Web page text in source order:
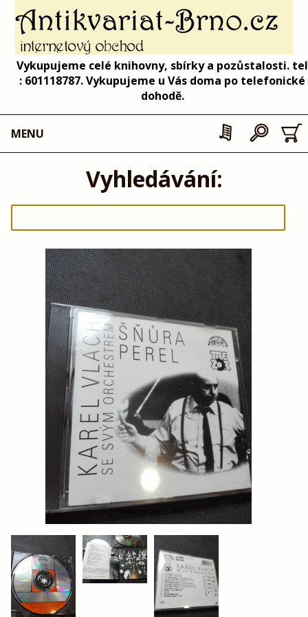
Vykupujeme celé knihovny, sbírky a pozůstalosti. tel
: 601118787. Vykupujeme u Vás doma po telefonické
dohodě.
MENU
Vyhledávání: